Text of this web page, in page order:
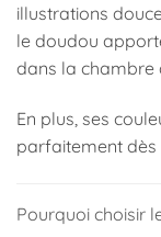
illustrations
le doudou
dans la chambre
En plus, ses
parfaitement dès
Pourquoi choisir